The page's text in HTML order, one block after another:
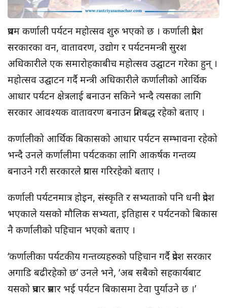
प्रथम कर्णाली पर्यटन महोत्सव शुरु भएको छ । कर्णाली प्रदेश
सरकारका वन, वातावरण, उद्योग र पर्यटनमन्त्री सुरश
अधिकारीले एक समारोहकाबीच महोत्सव उद्घाटन गरेका हुन् ।
महोत्सव उद्घाटन गर्दै मन्त्री अधिकारीले कर्णालीको आर्थिक
आधार पर्यटन क्षेत्रलाई बनाउन सकिने भन्दै त्यसका लागि
सरकार आवश्यक वातावरण बनाउन प्रतिबद्ध रहेको बताए ।
कर्णालीको आर्थिक बिकासको आधार पर्यटन सम्भावना रहेको
भन्दै उनले कर्णालीमा पर्यटकका लागि आकर्षक गन्तव्य
बनाउने गरी सरकारले प्रयास गरिरहेको बताए ।
कर्णाली पर्यटनमात्र होइन, संस्कृति र सभ्यताको पनि धनी प्रदेश
भएकाले यसको मौलिक सभ्यता, इतिहास र पर्यटनको बिकास
नै कर्णालीको पहिचान भएको बताए ।
‘कर्णालीका पर्यटकीय गन्तव्यहरुको पहिचान गर्दै प्रदेश सरकार
अगाडि बढीरहेको छ’ उनले भने, ‘अब सबैको सहकार्यबाट
यसको प्रचार प्रसार भई पर्यटन बिकासमा टेवा पुर्याउने छ ।’